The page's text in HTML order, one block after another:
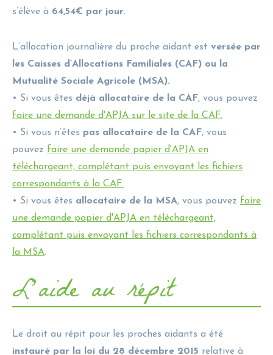
s’élève à 64,54€ par jour.
L’allocation journalière du proche aidant est versée par
les Caisses d’Allocations Familiales (CAF) ou la
Mutualité Sociale Agricole (MSA).
• Si vous êtes déjà allocataire de la CAF, vous pouvez
faire une demande d'APJA sur le site de la CAF.
• Si vous n’êtes pas allocataire de la CAF, vous
pouvez faire une demande papier d'APJA en
téléchargeant, complétant puis envoyant les fichiers
correspondants à la CAF.
• Si vous êtes allocataire de la MSA, vous pouvez faire
une demande papier d'APJA en téléchargeant,
complétant puis envoyant les fichiers correspondants à
la MSA.
Lʼaide au répit
Le droit au répit pour les proches aidants a été
instauré par la loi du 28 décembre 2015 relative à